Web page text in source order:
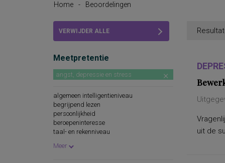
Home - Beoordelingen
VERWIJDER ALLE
Meetpretentie
angst, depressie en stress
algemeen intelligentieniveau
begrijpend lezen
persoonlijkheid
beroepeninteresse
taal- en rekenniveau
spellingsvaardigheid
Meer
uit de